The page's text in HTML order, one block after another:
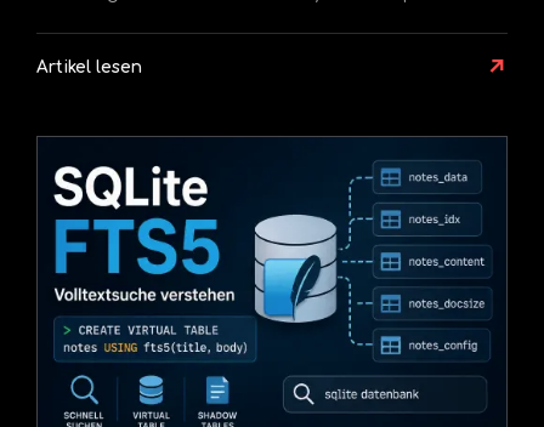
Artikel lesen ↗